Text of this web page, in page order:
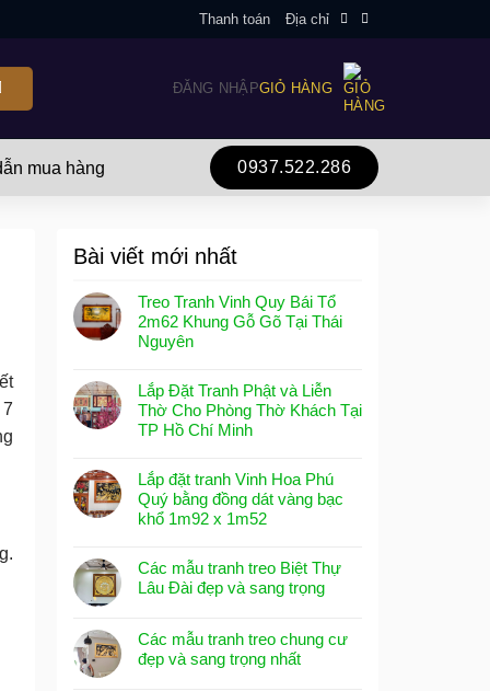
Thanh toán Địa chỉ
ĐĂNG NHẬPGIỎ HÀNG
mua hàng 0937.522.286
Bài viết mới nhất
Treo Tranh Vinh Quy Bái Tổ
2m62 Khung Gỗ Gõ Tại Thái
Nguyên
Lắp Đặt Tranh Phật và Liễn
Thờ Cho Phòng Thờ Khách Tại
TP Hồ Chí Minh
Lắp đặt tranh Vinh Hoa Phú
Quý bằng đồng dát vàng bạc
khổ 1m92 x 1m52
Các mẫu tranh treo Biệt Thự
Lâu Đài đẹp và sang trọng
Các mẫu tranh treo chung cư
đẹp và sang trọng nhất